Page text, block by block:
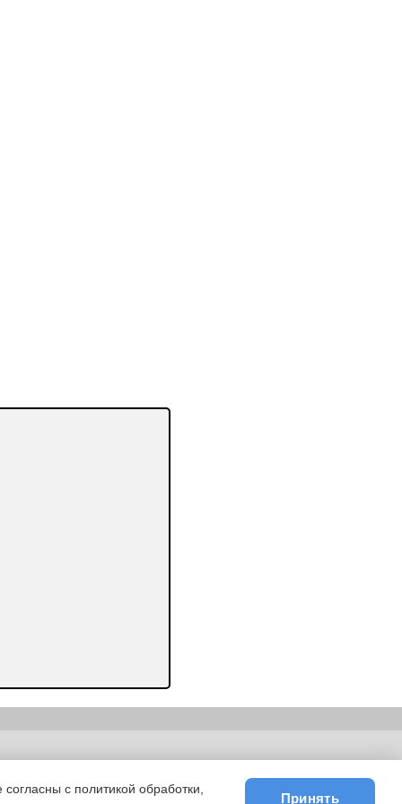
|E-mail
с политикой обработки,
Принять